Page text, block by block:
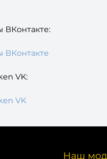
ВКонтакте:
ВКонтакте
VK:
VK
Наш